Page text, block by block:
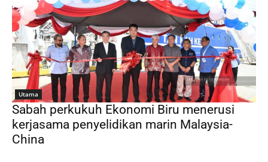
Utama
Sabah perkukuh Ekonomi Biru menerusi
kerjasama penyelidikan marin Malaysia-
China